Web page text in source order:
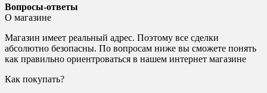
Вопросы-ответы
О магазине
Магазин имеет реальный адрес. Поэтому все сделки
абсолютно безопасны. По вопросам ниже вы сможете понять
как правильно ориентроваться в нашем интернет магазине
Как покупать?